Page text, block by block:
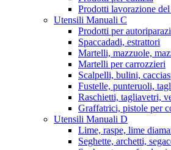
Prodotti lavorazione
Utensili Manuali C
Prodotti per
Spaccadadi, estrattori
Martelli, mazzuole,
Martelli per carrozzieri
Scalpelli, bulini,
Fustelle, punteruoli,
Raschietti, tagliavetri,
Graffatrici, pistole per
Utensili Manuali D
Lime, raspe, lime
Seghette, archetti,